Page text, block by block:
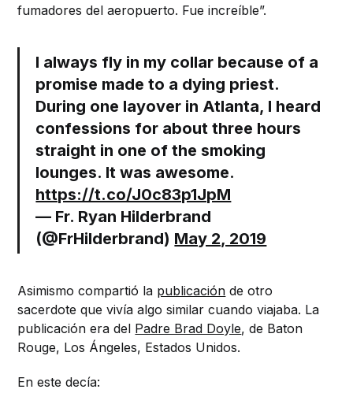
fumadores del aeropuerto. Fue increíble”.
I always fly in my collar because of a
promise made to a dying priest.
During one layover in Atlanta, I heard
confessions for about three hours
straight in one of the smoking
lounges. It was awesome.
https://t.co/J0c83p1JpM
— Fr. Ryan Hilderbrand
(@FrHilderbrand) May 2, 2019
Asimismo compartió la publicación de otro
sacerdote que vivía algo similar cuando viajaba. La
publicación era del Padre Brad Doyle, de Baton
Rouge, Los Ángeles, Estados Unidos.
En este decía: